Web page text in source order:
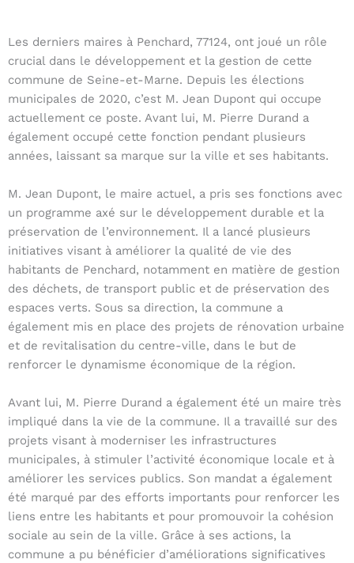
Les derniers maires à Penchard, 77124, ont joué un rôle
crucial dans le développement et la gestion de cette
commune de Seine-et-Marne. Depuis les élections
municipales de 2020, c’est M. Jean Dupont qui occupe
actuellement ce poste. Avant lui, M. Pierre Durand a
également occupé cette fonction pendant plusieurs
années, laissant sa marque sur la ville et ses habitants.
M. Jean Dupont, le maire actuel, a pris ses fonctions avec
un programme axé sur le développement durable et la
préservation de l’environnement. Il a lancé plusieurs
initiatives visant à améliorer la qualité de vie des
habitants de Penchard, notamment en matière de gestion
des déchets, de transport public et de préservation des
espaces verts. Sous sa direction, la commune a
également mis en place des projets de rénovation urbaine
et de revitalisation du centre-ville, dans le but de
renforcer le dynamisme économique de la région.
Avant lui, M. Pierre Durand a également été un maire très
impliqué dans la vie de la commune. Il a travaillé sur des
projets visant à moderniser les infrastructures
municipales, à stimuler l’activité économique locale et à
améliorer les services publics. Son mandat a également
été marqué par des efforts importants pour renforcer les
liens entre les habitants et pour promouvoir la cohésion
sociale au sein de la ville. Grâce à ses actions, la
commune a pu bénéficier d’améliorations significatives